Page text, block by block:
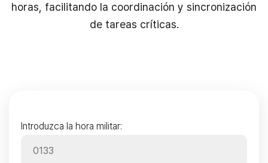
horas, facilitando la coordinación y sincronización
de tareas críticas.
Introduzca la hora militar: